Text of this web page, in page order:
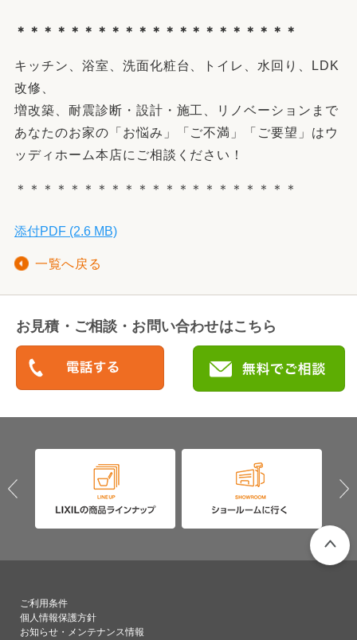
＊＊＊＊＊＊＊＊＊＊＊＊＊＊＊＊＊＊＊＊＊
キッチン、浴室、洗面化粧台、トイレ、水回り、LDK
改修、
増改築、耐震診断・設計・施工、リノベーションまで
あなたのお家の「お悩み」「ご不満」「ご要望」はウ
ッディホーム本店にご相談ください！
＊＊＊＊＊＊＊＊＊＊＊＊＊＊＊＊＊＊＊＊＊
添付PDF (2.6 MB)
一覧へ戻る
お見積・ご相談・お問い合わせはこちら
ご利用条件
個人情報保護方針
お知らせ・メンテナンス情報